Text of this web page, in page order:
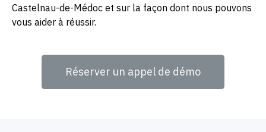
Castelnau-de-Médoc et sur la façon dont nous pouvons
vous aider à réussir.
Réserver un appel de démo